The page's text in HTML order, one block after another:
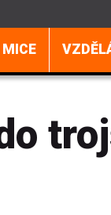
MICE